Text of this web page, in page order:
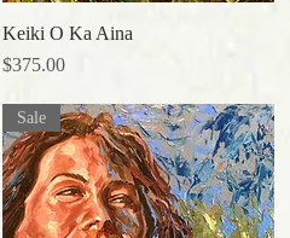
クイックビュー
Keiki O Ka Aina
価格
$375.00
Sale